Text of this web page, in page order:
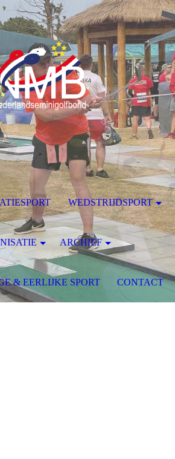
WEDSTRIJDSPORT
ARCHIEF
& EERLIJKE SPORT CONTACT